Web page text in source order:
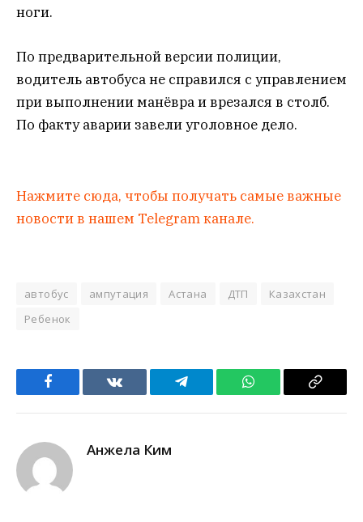
ноги.
По предварительной версии полиции,
водитель автобуса не справился с управлением
при выполнении манёвра и врезался в столб.
По факту аварии завели уголовное дело.
Нажмите сюда, чтобы получать самые важные
новости в нашем Telegram канале.
автобус ампутация Астана ДТП
Казахстан
Ребенок
Facebook VKontakteTelegram WhatsApp Copy
Анжела Ким